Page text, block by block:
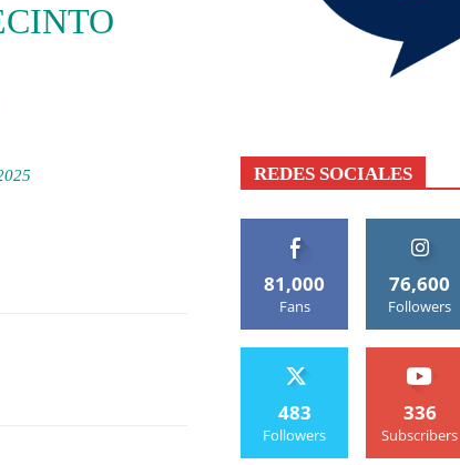
REDES SOCIALES
81,000
Fans
76,600
Followers
483
Followers
336
Subscribers